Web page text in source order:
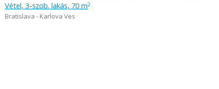
Vétel, 3-szob. lakás, 70 m2
Bratislava - Karlova Ves